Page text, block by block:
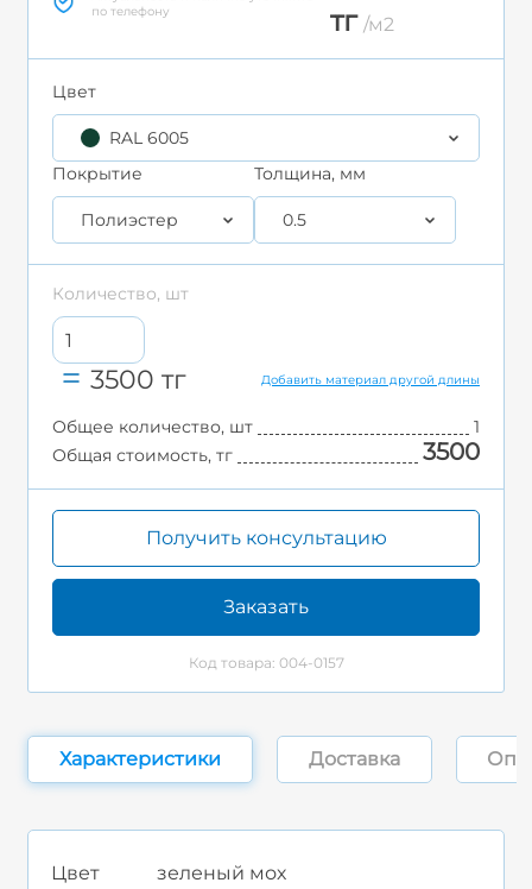
по телефону
тг/м2
Цвет
RAL 6005
Покрытие
Полиэстер
Толщина, мм
0.5
Количество, шт
3500 тг Добавить материал другой длины
Общее количество, шт
1
Общая стоимость, тг
3500
Получить консультацию
Заказать
Код товара: 004-0157
Характеристики Доставка
Цвет
зеленый мох